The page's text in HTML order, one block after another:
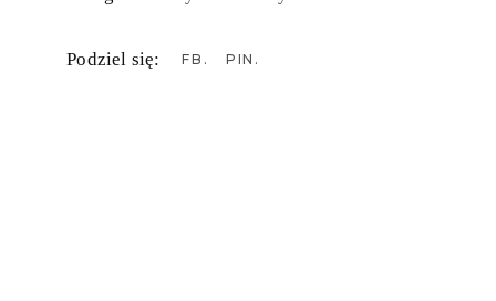
Podziel się: FB PIN